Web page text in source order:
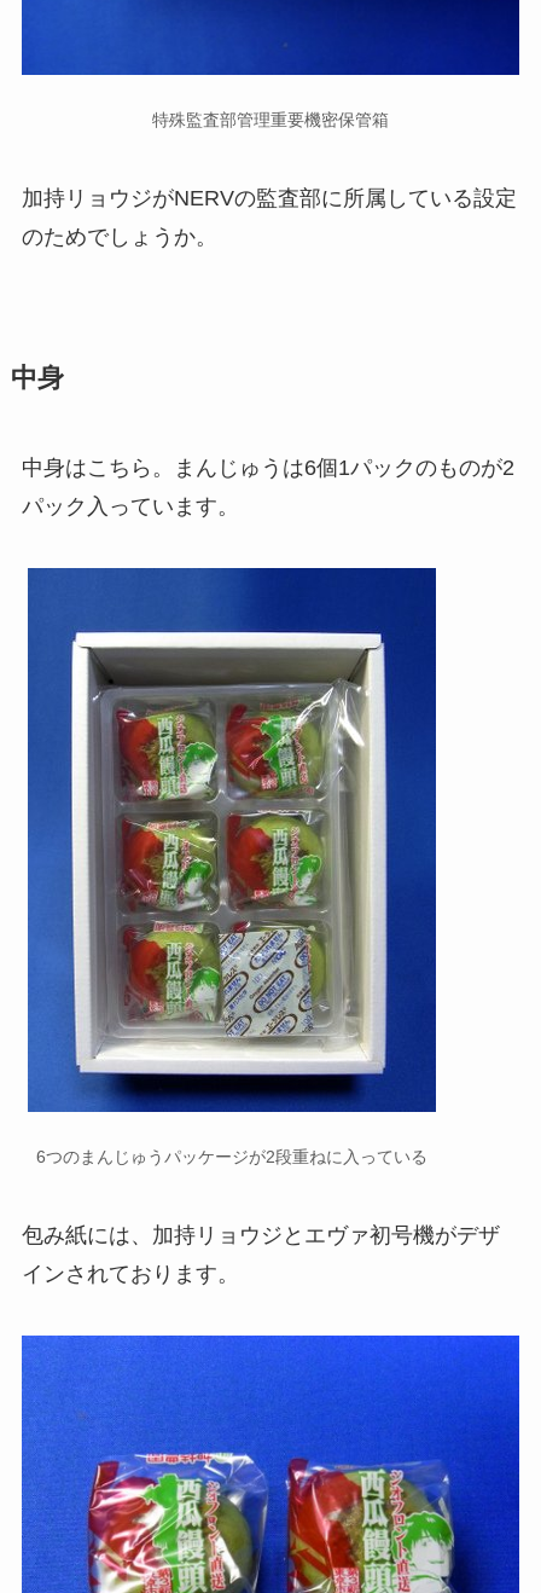
特殊監査部管理重要機密保管箱
加持リョウジがNERVの監査部に所属している設定
のためでしょうか。
中身
中身はこちら。まんじゅうは6個1パックのものが2
パック入っています。
6つのまんじゅうパッケージが2段重ねに入っている
包み紙には、加持リョウジとエヴァ初号機がデザ
インされております。